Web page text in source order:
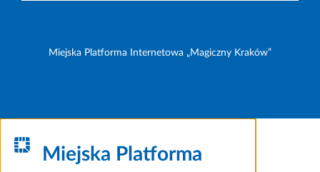
Miejska Platforma Internetowa „Magiczny Kraków”
Miejska Platforma